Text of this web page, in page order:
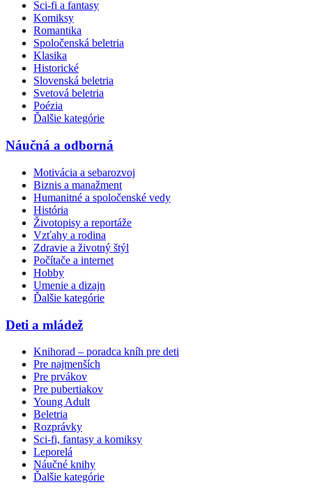
Sci-fi a fantasy
Komiksy
Romantika
Spoločenská beletria
Klasika
Historické
Slovenská beletria
Svetová beletria
Poézia
Ďalšie kategórie
Náučná a odborná
Motivácia a sebarozvoj
Biznis a manažment
Humanitné a spoločenské vedy
História
Životopisy a reportáže
Vzťahy a rodina
Zdravie a životný štýl
Počítače a internet
Hobby
Umenie a dizajn
Ďalšie kategórie
Deti a mládež
Knihorad – poradca kníh pre deti
Pre najmenších
Pre prvákov
Pre pubertiakov
Young Adult
Beletria
Rozprávky
Sci-fi, fantasy a komiksy
Leporelá
Náučné knihy
Ďalšie kategórie